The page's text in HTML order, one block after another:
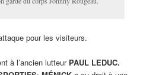
pour les visiteurs.
à l’ancien lutteur PAUL LEDUC.